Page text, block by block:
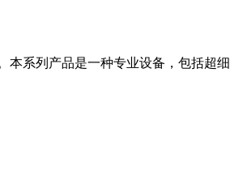
本系列产品是一种专业设备，包括超细